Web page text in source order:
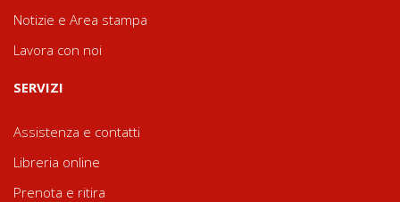
Notizie e Area stampa
Lavora con noi
SERVIZI
Assistenza e contatti
Libreria online
Prenota e ritira